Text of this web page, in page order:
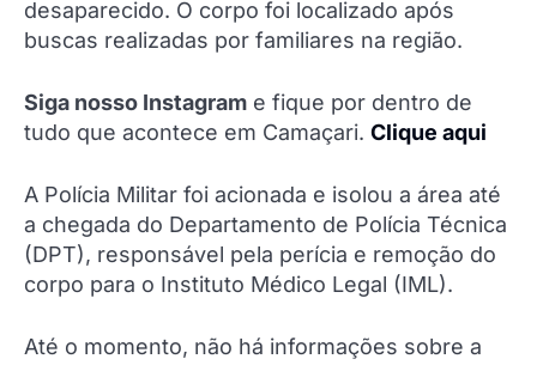
desaparecido. O corpo foi localizado após
buscas realizadas por familiares na região.
Siga nosso Instagram e fique por dentro de
tudo que acontece em Camaçari. Clique aqui
A Polícia Militar foi acionada e isolou a área até
a chegada do Departamento de Polícia Técnica
(DPT), responsável pela perícia e remoção do
corpo para o Instituto Médico Legal (IML).
Até o momento, não há informações sobre a